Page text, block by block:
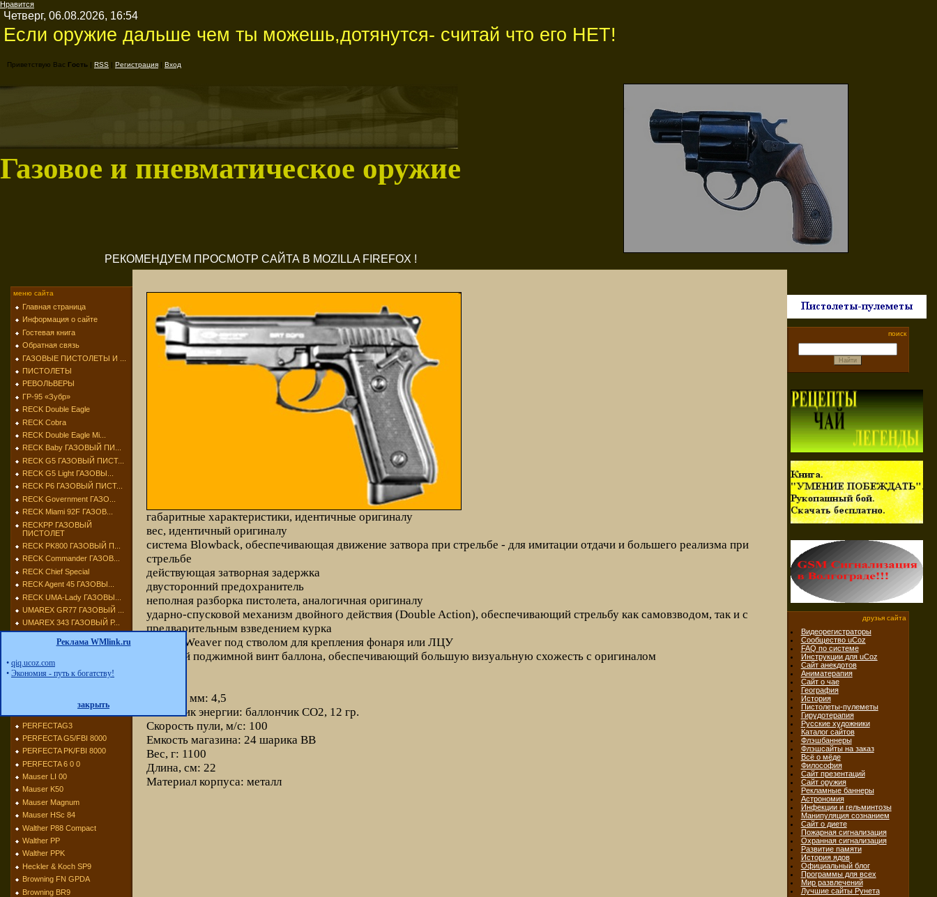
Нравится
Четверг, 06.08.2026, 16:54
Если оружие дальше чем ты можешь,дотянутся- считай что его НЕТ!
Приветствую Вас Гость | RSS | Регистрация | Вход
Газовое и пневматическое оружие
РЕКОМЕНДУЕМ ПРОСМОТР САЙТА В MOZILLA FIREFOX !
меню сайта
Главная страница
Информация о сайте
Гостевая книга
Обратная связь
ГАЗОВЫЕ ПИСТОЛЕТЫ И ...
ПИСТОЛЕТЫ
РЕВОЛЬВЕРЫ
ГР-95 «Зубр»
RECK Double Eagle
RECK Cobra
RECK Double Eagle Mi...
RECK Baby ГАЗОВЫЙ ПИ...
RECK G5 ГАЗОВЫЙ ПИСТ...
RECK G5 Light ГАЗОВЫ...
RECK P6 ГАЗОВЫЙ ПИСТ...
RECK Government ГАЗО...
RECK Miami 92F ГАЗОВ...
RECKPP ГАЗОВЫЙ
ПИСТОЛЕТ
RECK PK800 ГАЗОВЫЙ П...
RECK Commander ГАЗОВ...
RECK Chief Special
RECK Agent 45 ГАЗОВЫ...
RECK UMA-Lady ГАЗОВЫ...
UMAREX GR77 ГАЗОВЫЙ ...
UMAREX 343 ГАЗОВЫЙ Р...
UMAREX Python
UMAREX 302
UMAREX Brigadier ГАЗ...
PERFECTA G ГАЗОВЫЙ П...
PERFECTAG3
PERFECTA G5/FBI 8000
PERFECTA PK/FBI 8000
PERFECTA 6 0 0
Mauser LI 00
Mauser K50
Mauser Magnum
Mauser HSc 84
Walther P88 Compact
Walther PP
Walther PPK
Heckler & Koch SP9
Browning FN GPDA
Browning BR9
Реклама WMlink.ru
• qiq.ucoz.com
• Экономия - путь к богатству!
закрыть
габаритные характеристики, идентичные оригиналу
вес, идентичный оригиналу
система Blowback, обеспечивающая движение затвора при стрельбе - для имитации отдачи и большего реализма при
стрельбе
действующая затворная задержка
двусторонний предохранитель
неполная разборка пистолета, аналогичная оригиналу
ударно-спусковой механизм двойного действия (Double Action), обеспечивающий стрельбу как самовзводом, так и с
предварительным взведением курка
планка Weaver под стволом для крепления фонаря или ЛЦУ
скрытый поджимной винт баллона, обеспечивающий большую визуальную схожесть с оригиналом
Калибр, мм: 4,5
Источник энергии: баллончик СО2, 12 гр.
Скорость пули, м/с: 100
Емкость магазина: 24 шарика ВВ
Вес, г: 1100
Длина, см: 22
Материал корпуса: металл
поиск
друзья сайта
Видеорегистраторы
Сообщество uCoz
FAQ по системе
Инструкции для uCoz
Сайт анекдотов
Аниматерапия
Сайт о чае
География
История
Пистолеты-пулеметы
Гирудотерапия
Русские художники
Каталог сайтов
Флэшбаннеры
Флэшсайты на заказ
Всё о мёде
Философия
Сайт презентаций
Сайт оружия
Рекламные баннеры
Астрономия
Инфекции и гельминтозы
Манипуляция сознанием
Сайт о диете
Пожарная сигнализация
Охранная сигнализация
Развитие памяти
История ядов
Официальный блог
Программы для всех
Мир развлечений
Лучшие сайты Рунета